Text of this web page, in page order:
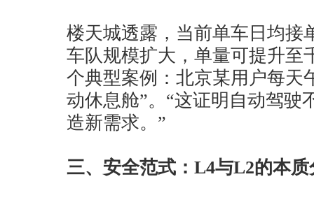
楼天城透露，当前单车日均接
车队规模扩大，单量可提升至
个典型案例：北京某用户每天
动休息舱”。“这证明自动驾驶
造新需求。”
三、安全范式：L4与L2的本质